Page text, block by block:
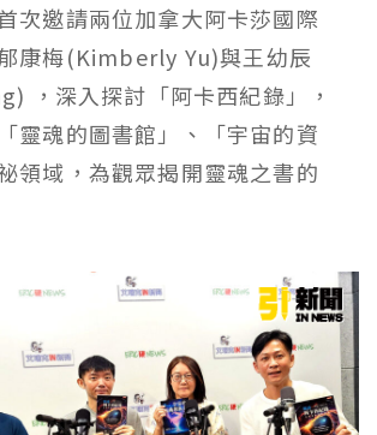
次邀請兩位加拿大阿卡莎國際
康梅(Kimberly Yu)與王幼辰
，深入探討「阿卡西紀錄」，
靈魂的圖書館」、「宇宙的資
領域，為觀眾揭開靈魂之書的